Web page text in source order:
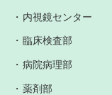
内視鏡センター
臨床検査部
病院病理部
薬剤部